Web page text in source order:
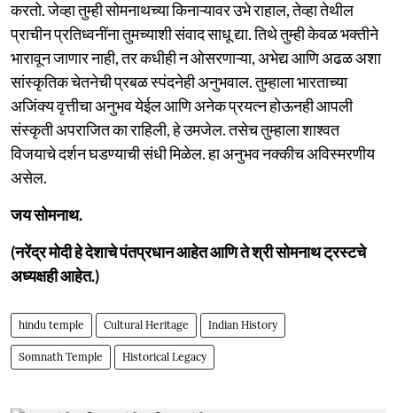
करतो. जेव्हा तुम्ही सोमनाथच्या किनाऱ्यावर उभे राहाल, तेव्हा तेथील
प्राचीन प्रतिध्वनींना तुमच्याशी संवाद साधू द्या. तिथे तुम्ही केवळ भक्तीने
भारावून जाणार नाही, तर कधीही न ओसरणाऱ्या, अभेद्य आणि अढळ अशा
सांस्कृतिक चेतनेची प्रबळ स्पंदनेही अनुभवाल. तुम्हाला भारताच्या
अजिंक्य वृत्तीचा अनुभव येईल आणि अनेक प्रयत्न होऊनही आपली
संस्कृती अपराजित का राहिली, हे उमजेल. तसेच तुम्हाला शाश्वत
विजयाचे दर्शन घडण्याची संधी मिळेल. हा अनुभव नक्कीच अविस्मरणीय
असेल.
जय सोमनाथ.
(नरेंद्र मोदी हे देशाचे पंतप्रधान आहेत आणि ते श्री सोमनाथ ट्रस्टचे
अध्यक्षही आहेत.)
hindu temple Cultural Heritage Indian History
Somnath Temple Historical Legacy